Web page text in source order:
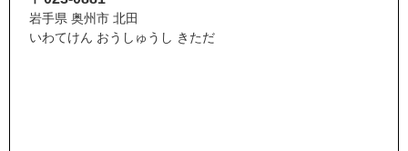
岩手県 奥州市 北田
いわてけん おうしゅうし きただ